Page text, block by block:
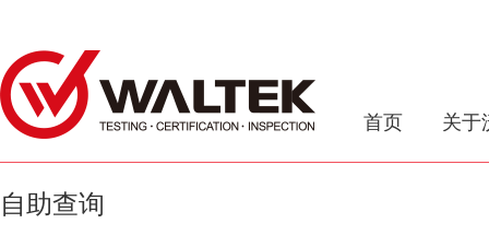
首页 关于
自助查询